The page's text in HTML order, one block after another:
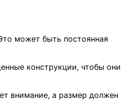
может быть постоянная
конструкции, чтобы они
внимание, а размер должен